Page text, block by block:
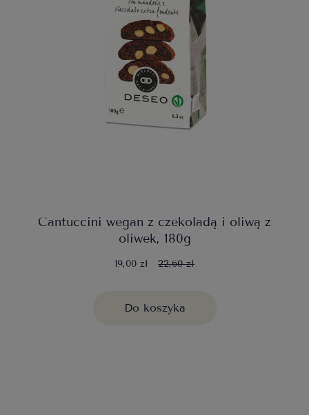
Cantuccini wegan z czekoladą i oliwą z
oliwek, 180g
19,00 zł 22,60 zł
Do koszyka